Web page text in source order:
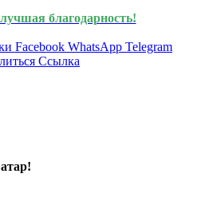
благодарность!
Facebook WhatsApp Telegram
Ссылка